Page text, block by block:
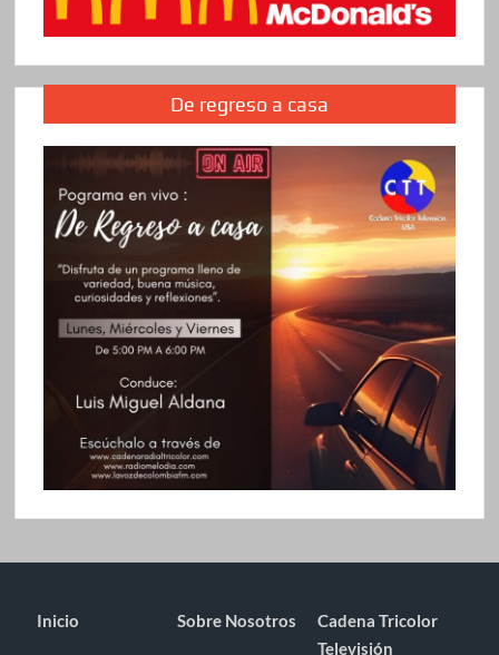
De regreso a casa
Inicio Sobre Nosotros
Cadena Tricolor
Televisión